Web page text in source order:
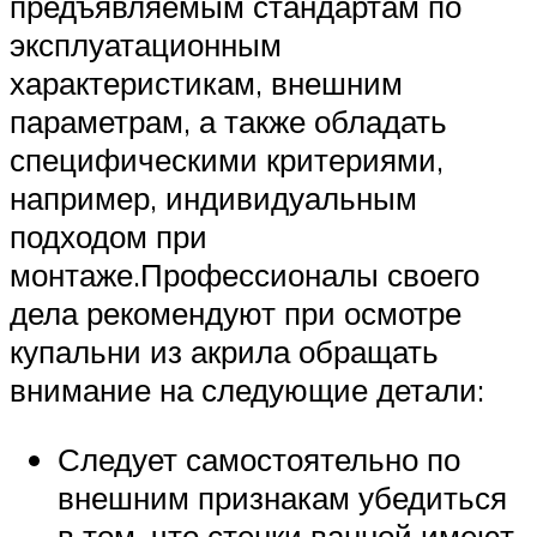
эксплуатационным
характеристикам, внешним
параметрам, а также обладать
специфическими критериями,
например, индивидуальным
подходом при
монтаже.Профессионалы своего
дела рекомендуют при осмотре
купальни из акрила обращать
внимание на следующие детали:
Следует самостоятельно по
внешним признакам убедиться